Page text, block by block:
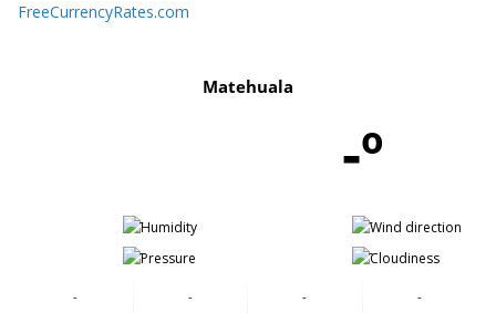
FreeCurrencyRates.com
Matehuala
-º
-
-
-
-
-
-
-
-